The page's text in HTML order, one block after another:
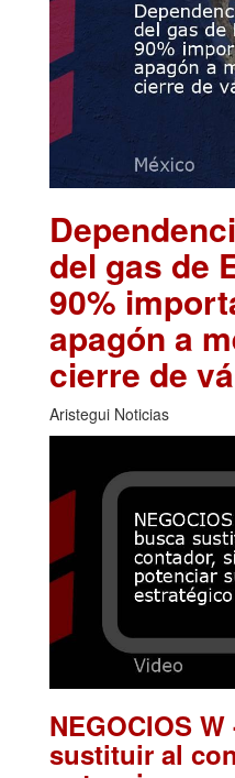
del gas de
90%
apagón a
cierre de
Aristegui Noticias
NEGOCIOS
sustituir al